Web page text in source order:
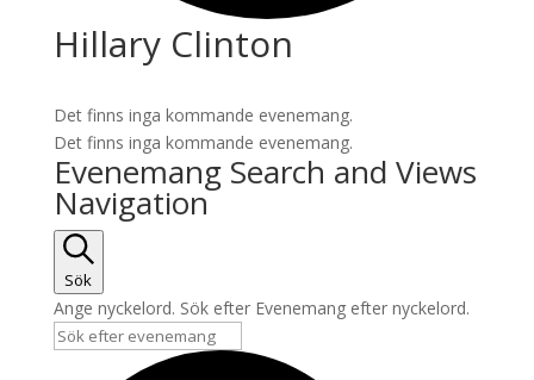
Hillary Clinton
Det finns inga kommande evenemang.
Det finns inga kommande evenemang.
Evenemang Search and Views
Navigation
Sök
Ange nyckelord. Sök efter Evenemang efter nyckelord.